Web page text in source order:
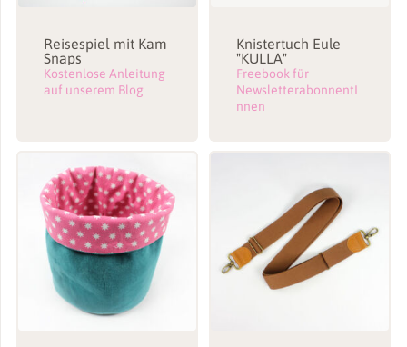
Reisespiel mit Kam
Snaps
Kostenlose Anleitung
auf unserem Blog
Knistertuch Eule
"KULLA"
Freebook für
NewsletterabonnentI
nnen